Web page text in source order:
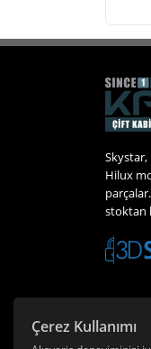
Skystar,
Hilux
stoktan
Çerez Kullanımı